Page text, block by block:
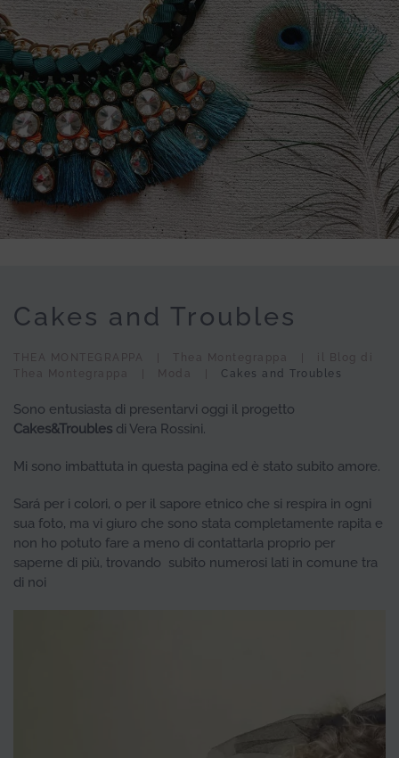
Cakes and Troubles
THEA MONTEGRAPPA Thea Montegrappa
il Blog di
Thea Montegrappa
Cakes and Troubles
Sono entusiasta di presentarvi oggi il progetto
Cakes&Troubles di Vera Rossini.
Mi sono imbattuta in questa pagina ed è stato subito amore.
Sará per i colori, o per il sapore etnico che si respira in ogni
sua foto, ma vi giuro che sono stata completamente rapita e
non ho potuto fare a meno di contattarla proprio per
saperne di più, trovando subito numerosi lati in comune tra
di noi